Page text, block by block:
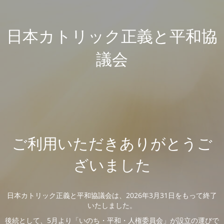
日本カトリック正義と平和協
議会
ご利用いただきありがとうご
ざいました
日本カトリック正義と平和協議会は、2026年3月31日をもって終了
いたしました。
後続として、5月より「いのち・平和・人権委員会」が設立の運びで